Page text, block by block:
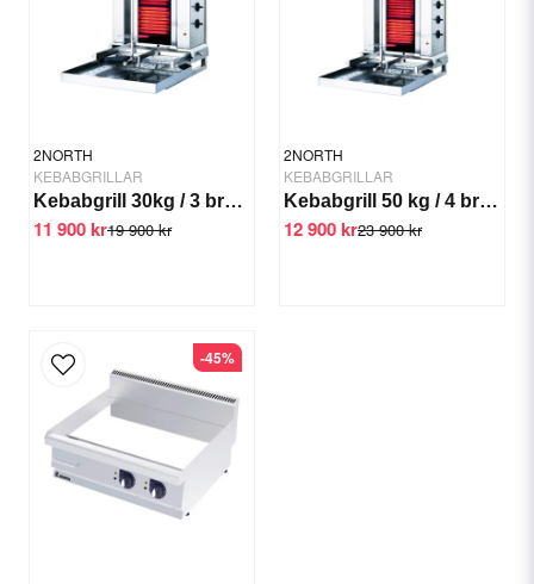
2NORTH
KEBABGRILLAR
Kebabgrill 30kg / 3 brännare rörlig
19 900 kr
11 900 kr
2NORTH
KEBABGRILLAR
Kebabgrill 50 kg / 4 brännare rörlig
23 900 kr
12 900 kr
-45%
Vikt: (netto) 76 kg
Ja, ni får publicera min fråga